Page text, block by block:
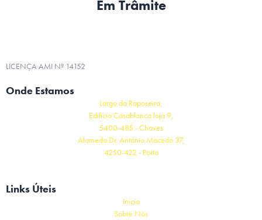
Em Trâmite
LICENÇA AMI Nº 14152
Onde Estamos
Largo da Raposeira,
Edifício Casablanca loja 9,
5400-485 - Chaves
Alameda Dr. António Macedo 37,
4250-422 - Porto
Links Úteis
Início
Sobre Nós